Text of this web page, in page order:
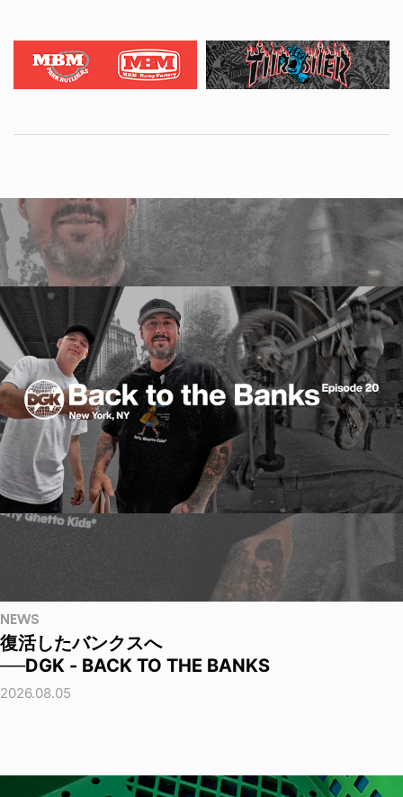
NEWS
復活したバンクスへ
──DGK - BACK TO THE BANKS
2026.08.05